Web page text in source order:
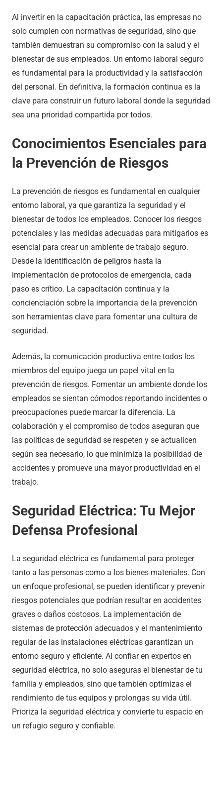
Al invertir en la capacitación práctica, las empresas no
solo cumplen con normativas de seguridad, sino que
también demuestran su compromiso con la salud y el
bienestar de sus empleados. Un entorno laboral seguro
es fundamental para la productividad y la satisfacción
del personal. En definitiva, la formación continua es la
clave para construir un futuro laboral donde la seguridad
sea una prioridad compartida por todos.
Conocimientos Esenciales para
la Prevención de Riesgos
La prevención de riesgos es fundamental en cualquier
entorno laboral, ya que garantiza la seguridad y el
bienestar de todos los empleados. Conocer los riesgos
potenciales y las medidas adecuadas para mitigarlos es
esencial para crear un ambiente de trabajo seguro.
Desde la identificación de peligros hasta la
implementación de protocolos de emergencia, cada
paso es crítico. La capacitación continua y la
concienciación sobre la importancia de la prevención
son herramientas clave para fomentar una cultura de
seguridad.
Además, la comunicación productiva entre todos los
miembros del equipo juega un papel vital en la
prevención de riesgos. Fomentar un ambiente donde los
empleados se sientan cómodos reportando incidentes o
preocupaciones puede marcar la diferencia. La
colaboración y el compromiso de todos aseguran que
las políticas de seguridad se respeten y se actualicen
según sea necesario, lo que minimiza la posibilidad de
accidentes y promueve una mayor productividad en el
trabajo.
Seguridad Eléctrica: Tu Mejor
Defensa Profesional
La seguridad eléctrica es fundamental para proteger
tanto a las personas como a los bienes materiales. Con
un enfoque profesional, se pueden identificar y prevenir
riesgos potenciales que podrían resultar en accidentes
graves o daños costosos. La implementación de
sistemas de protección adecuados y el mantenimiento
regular de las instalaciones eléctricas garantizan un
entorno seguro y eficiente. Al confiar en expertos en
seguridad eléctrica, no solo aseguras el bienestar de tu
familia y empleados, sino que también optimizas el
rendimiento de tus equipos y prolongas su vida útil.
Prioriza la seguridad eléctrica y convierte tu espacio en
un refugio seguro y confiable.